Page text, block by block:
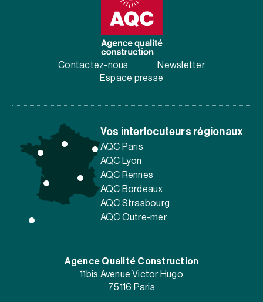
Contactez-nous
Newsletter
Espace presse
Vos interlocuteurs régionaux
AQC Paris
AQC Lyon
AQC Rennes
AQC Bordeaux
AQC Strasbourg
AQC Outre-mer
Agence Qualité Construction
11bis Avenue Victor Hugo
75116 Paris